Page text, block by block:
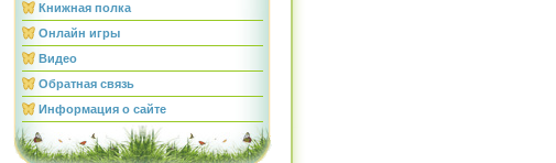
Книжная полка
Онлайн игры
Видео
Обратная связь
Информация о сайте